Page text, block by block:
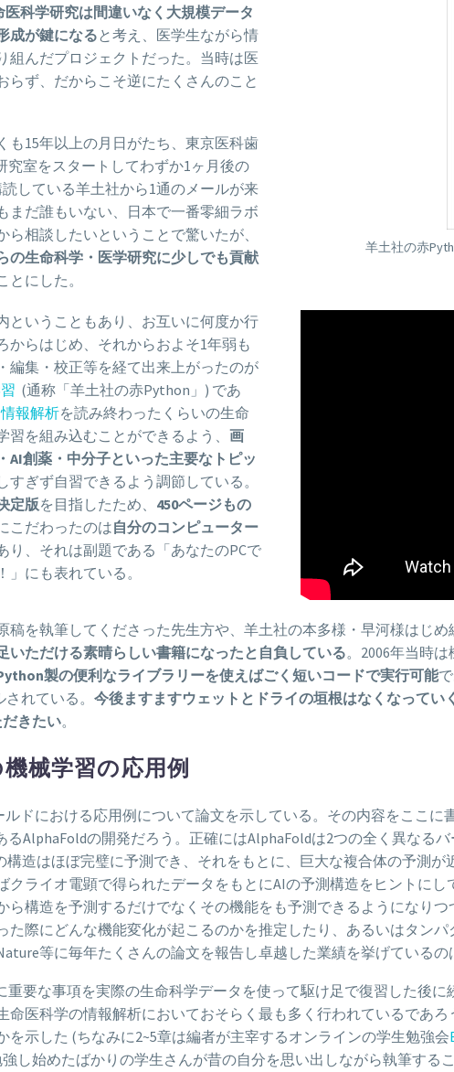
医科学研究は間違いなく大規模データ
成が鍵になると考え、医学生ながら情
組んだプロジェクトだった。当時は医
ず、だからこそ逆にたくさんのこと
15年以上の月日がたち、東京医科歯
室をスタートしてわずか1ヶ月後の
している羊土社から1通のメールが来
まだ誰もいない、日本で一番零細ラボ
相談したいということで驚いたが、
の生命科学・医学研究に少しでも貢献
にした。
羊土社の赤
ということもあり、お互いに何度か行
からはじめ、それからおよそ1年弱も
編集・校正等を経て出来上がったのが
(通称「羊土社の赤Python」) であ
報解析を読み終わったくらいの生命
を組み込むことができるよう、 画
創薬・中分子といった主要なトピッ
すぎず自習できるよう調節している。
定版を目指したため、 450ページもの
こだわったのは自分のコンピューター
り、それは副題である「あなたのPCで
にも表れている。
稿を執筆してくださった先生方や、羊土社の本多様・早河様はじ
いただける素晴らしい書籍になったと自負している。2006年当時
製の便利なライブラリーを使えばごく短いコードで実行可能
れている。 今後ますますウェットとドライの垣根はなくなっていく
きたい。
械学習の応用例
ドにおける応用例について論文を示している。その内容をここに
るAlphaFoldの開発だろう。正確にはAlphaFoldは2つの全く異なる
構造はほぼ完璧に予測でき、それをもとに、巨大な複合体の予測
クライオ電顕で得られたデータをもとにAIの予測構造をヒントに
ら構造を予測するだけでなくその機能をも予測できるようになり
た際にどんな機能変化が起こるのかを推定したり、あるいはタン
等に毎年たくさんの論文を報告し卓越した業績を挙げているの
重要な事項を実際の生命科学データを使って駆け足で復習した後に
命医科学の情報解析においておそらく最も多く行われているであ
示した (ちなみに2~5章は編者が主宰するオンラインの学生勉強会
し始めたばかりの学生さんが昔の自分を思い出しながら執筆する